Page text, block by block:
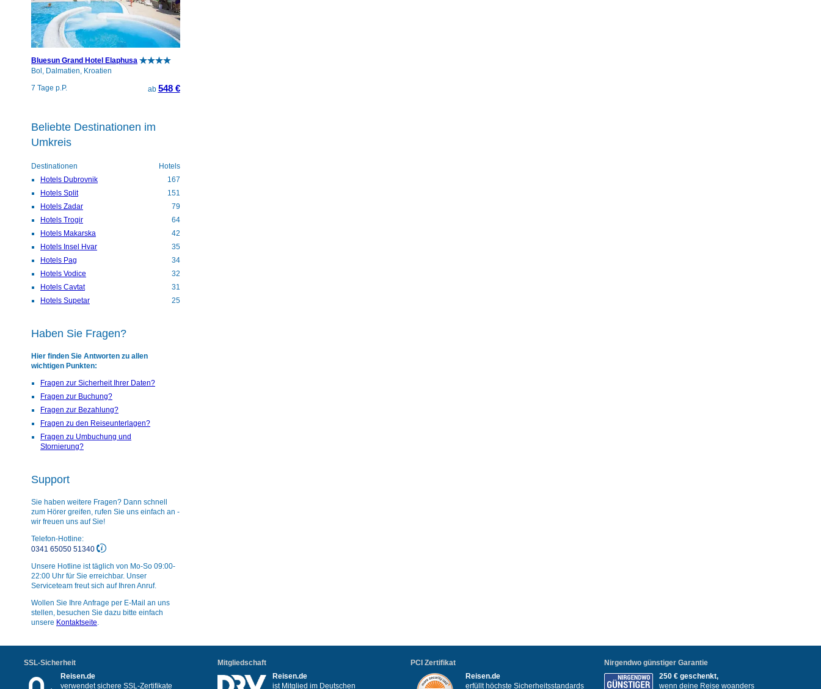
Bluesun Grand Hotel Elaphusa
Bol, Dalmatien, Kroatien
7 Tage p.P.
ab 548 €
Beliebte Destinationen im
Umkreis
Destinationen
Hotels
Hotels Dubrovnik
167
Hotels Split
151
Hotels Zadar
79
Hotels Trogir
64
Hotels Makarska
42
Hotels Insel Hvar
35
Hotels Pag
34
Hotels Vodice
32
Hotels Cavtat
31
Hotels Supetar
25
Haben Sie Fragen?
Hier finden Sie Antworten zu allen
wichtigen Punkten:
Fragen zur Sicherheit Ihrer Daten?
Fragen zur Buchung?
Fragen zur Bezahlung?
Fragen zu den Reiseunterlagen?
Fragen zu Umbuchung und
Stornierung?
Support
Sie haben weitere Fragen? Dann schnell
zum Hörer greifen, rufen Sie uns einfach an -
wir freuen uns auf Sie!
Telefon-Hotline:
0341 65050 51340
Unsere Hotline ist täglich von Mo-So 09:00-
22:00 Uhr für Sie erreichbar. Unser
Serviceteam freut sich auf Ihren Anruf.
Wollen Sie Ihre Anfrage per E-Mail an uns
stellen, besuchen Sie dazu bitte einfach
unsere Kontaktseite.
SSL-Sicherheit
Reisen.de
verwendet sichere SSL-Zertifikate
Mitgliedschaft
Reisen.de
ist Mitglied im Deutschen
PCI Zertifikat
Reisen.de
erfüllt höchste Sicherheitsstandards
Nirgendwo günstiger Garantie
250 € geschenkt,
wenn deine Reise woanders